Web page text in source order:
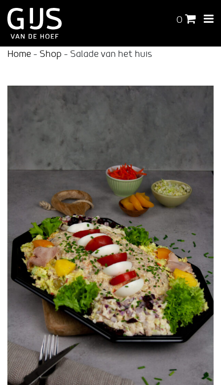
0
Home - Shop - Salade van het huis